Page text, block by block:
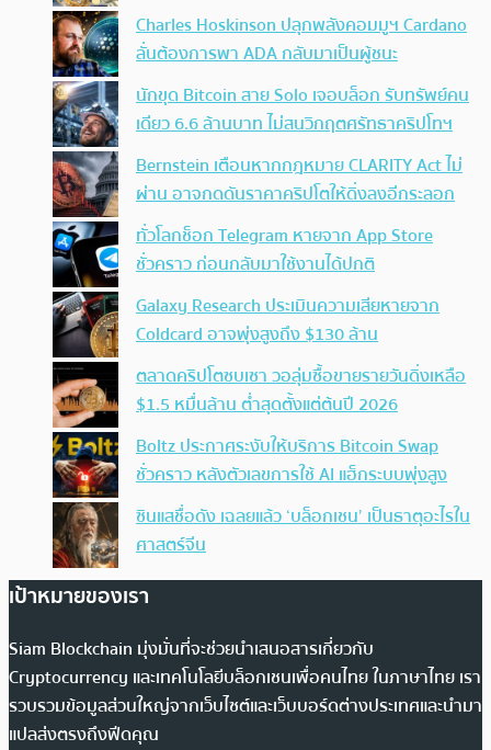
Charles Hoskinson ปลุกพลังคอมมูฯ Cardano
ลั่นต้องการพา ADA กลับมาเป็นผู้ชนะ
นักขุด Bitcoin สาย Solo เจอบล็อก รับทรัพย์คน
เดียว 6.6 ล้านบาท ไม่สนวิกฤตศรัทธาคริปโทฯ
Bernstein เตือนหากกฎหมาย CLARITY Act ไม่
ผ่าน อาจกดดันราคาคริปโตให้ดิ่งลงอีกระลอก
ทั่วโลกช็อก Telegram หายจาก App Store
ชั่วคราว ก่อนกลับมาใช้งานได้ปกติ
Galaxy Research ประเมินความเสียหายจาก
Coldcard อาจพุ่งสูงถึง $130 ล้าน
ตลาดคริปโตซบเซา วอลุ่มซื้อขายรายวันดิ่งเหลือ
$1.5 หมื่นล้าน ต่ำสุดตั้งแต่ต้นปี 2026
Boltz ประกาศระงับให้บริการ Bitcoin Swap
ชั่วคราว หลังตัวเลขการใช้ AI แฮ็กระบบพุ่งสูง
ซินแสชื่อดัง เฉลยแล้ว ‘บล็อกเชน’ เป็นธาตุอะไรใน
ศาสตร์จีน
เป้าหมายของเรา
Siam Blockchain มุ่งมั่นที่จะช่วยนำเสนอสารเกี่ยวกับ
Cryptocurrency และเทคโนโลยีบล็อกเชนเพื่อคนไทย ในภาษาไทย เรา
รวบรวมข้อมูลส่วนใหญ่จากเว็บไซต์และเว็บบอร์ดต่างประเทศและนำมา
แปลส่งตรงถึงฟีดคุณ